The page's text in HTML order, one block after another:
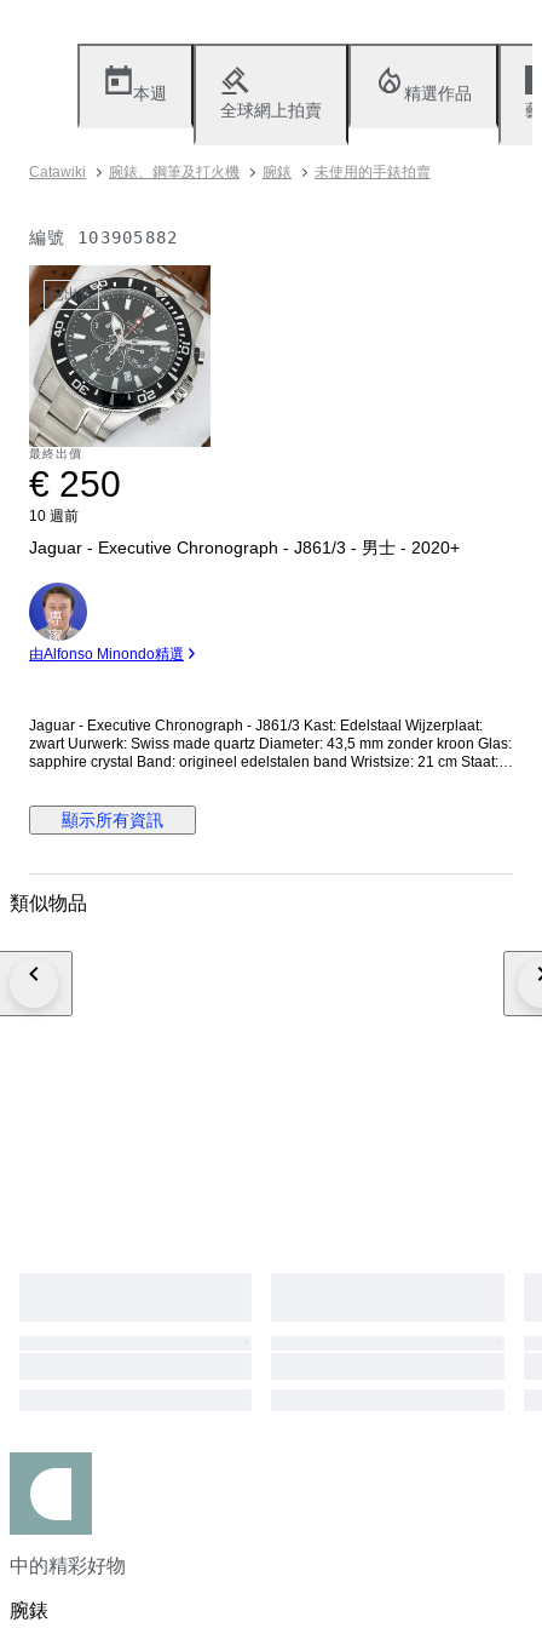
本週
全球網上拍賣
精選作品
Catawiki 腕錶、鋼筆及打火機 腕錶 未使用的手錶拍賣
編號 103905882
已出售
最終出價
€ 250
10 週前
Jaguar - Executive Chronograph - J861/3 - 男士 - 2020+
專
家
由Alfonso Minondo精選
Jaguar - Executive Chronograph - J861/3 Kast: Edelstaal Wijzerplaat:
zwart Uurwerk: Swiss made quartz Diameter: 43,5 mm zonder kroon Glas:
sapphire crystal Band: origineel edelstalen band Wristsize: 21 cm Staat:
verzekerd verstuurd (DHL-express).
顯示所有資訊
類似物品
中的精彩好物
腕錶